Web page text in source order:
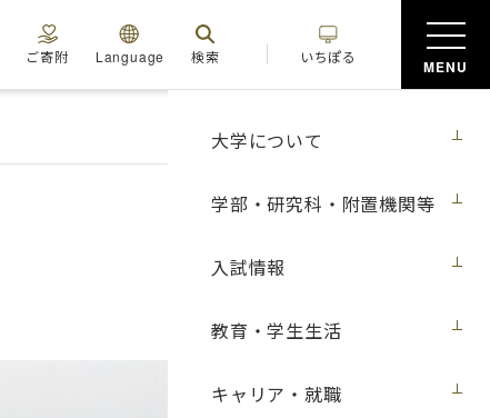
大学について
学部・研究科・附置機関等
入試情報
教育・学生生活
キャリア・就職
ご寄附 Language 検索 いちぽる
MENU